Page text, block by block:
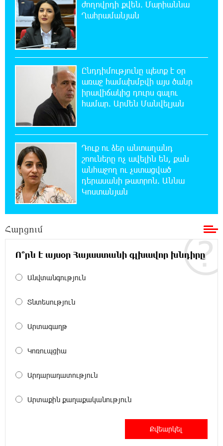
քաղաքականությունը Հայաստանի
նկատմամբ կրկնում է վրացական սցենարը
17:36:59 8-08-2026
Ադրբեջանցիների բնակեցումը
Հայաստանում լուրջ վտանգներ է
պարունակում. Ավետիք Չալաբյան
17:28:45 8-08-2026
«Հայաքվե»-ի հայտարարությունից հետո
WCC-ն արձագանքել է Հայ Եկեղեցու շուրջ
ստեղծված իրավիճակին
16:58:38 8-08-2026
«Շտապ հաստատեք քարտի տվյալները»․
IDBank-ը զգուշացնում է հյուրանոցների
ամրագրման հետ կապված զեղծարարությունների մասին
«Սմայլ Սվիթ»-ի զարգացման ճանապարհը
Ինչպես է ՔՊ-ն «հարգում» ժողովրդի քվեն.
Ընդդիմությունը պետք է օր առաջ
գալու համար. Արմեն Մանվելյան
Դուք ու ձեր անտաղանդ շոուները ոչ ավելին
ժողովրդի քվեն. Մարիաննա
Ղահրամանյան
Ընդդիմությունը պետք է օր
առաջ համախմբվի այս ծանր
իրավիճակից դուրս գալու
համար. Արմեն Մանվելյան
Դուք ու ձեր անտաղանդ
շոուները ոչ ավելին են, քան
անհաջող ու չստացված
դերասանի թատրոն. Աննա
Կոստանյան
Հարցում
Ո՞րն է այսօր Հայաստանի գլխավոր խնդիրը
Անվտանգություն
Տնտեսություն
Արտագաղթ
Կոռուպցիա
Արդարադատություն
Արտաքին քաղաքականություն